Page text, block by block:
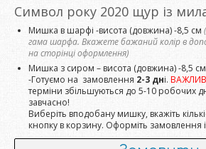
Символ року 2020 щур із
Мишка в шарфі -висота (довжина) -8,5 см
гама шарфа. Вкажете бажаний колір в
на сторінці оформлення)
Мишка з сиром – висота (довжина) -8,5 см
-Готуємо на замовлення 2-3 дні.
терміни збільшуються до 5-10 робочих
завчасно!
Виберіть вподобану мишку, вкажіть
кнопку в корзину. Оформіть замовлення